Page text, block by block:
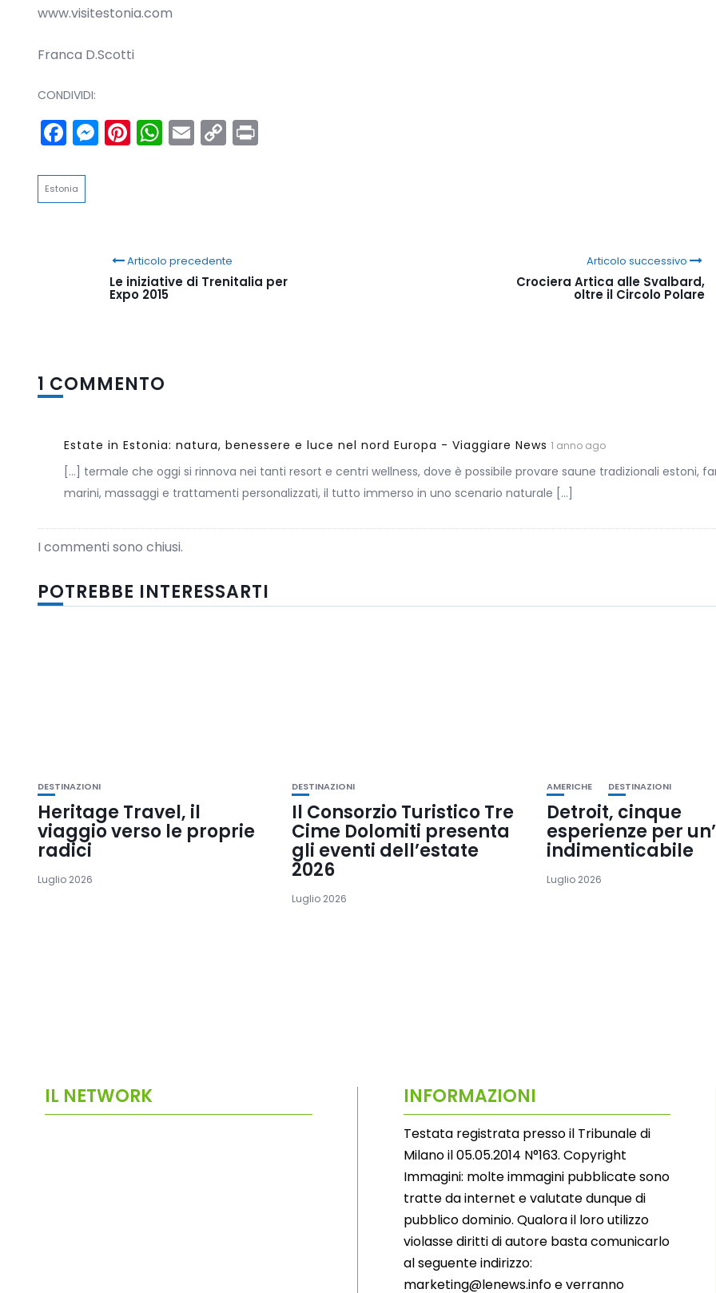
www.visitestonia.com
Franca D.Scotti
CONDIVIDI:
Facebook
Messenger
Pinterest
WhatsApp
Email
Copy
Link
Estonia
Articolo precedente
Le iniziative di Trenitalia per
Expo 2015
Articolo successivo
Crociera Artica alle Svalbard,
oltre il Circolo Polare
1 COMMENTO
Estate in Estonia: natura, benessere e luce nel nord Europa - Viaggiare News 1 anno ago
[…] termale che oggi si rinnova nei tanti resort e centri wellness, dove è possibile provare saune tradizionali estoni,
marini, massaggi e trattamenti personalizzati, il tutto immerso in uno scenario naturale […]
I commenti sono chiusi.
POTREBBE INTERESSARTI
DESTINAZIONI
Heritage Travel, il
viaggio verso le proprie
radici
Luglio 2026
DESTINAZIONI
Il Consorzio Turistico Tre
Cime Dolomiti presenta
gli eventi dell’estate
2026
Luglio 2026
AMERICHE DESTINAZIONI
Detroit, cinque
esperienze per
indimenticabile
Luglio 2026
IL NETWORK INFORMAZIONI
Testata registrata presso il Tribunale di
Milano il 05.05.2014 N°163. Copyright
Immagini: molte immagini pubblicate sono
tratte da internet e valutate dunque di
pubblico dominio. Qualora il loro utilizzo
violasse diritti di autore basta comunicarlo
al seguente indirizzo:
marketing@lenews.info e verranno